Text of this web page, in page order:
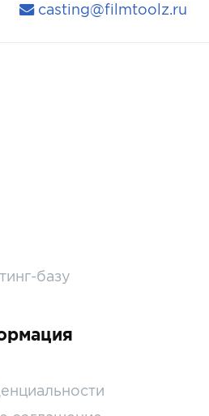
casting@filmtoolz.ru
базу